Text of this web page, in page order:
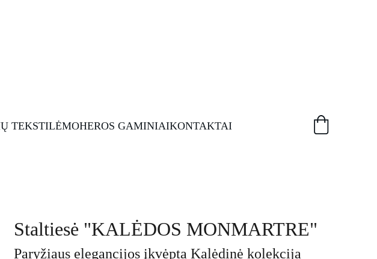
TEKSTILĖMOHEROS GAMINIAIKONTAKTAI
Staltiesė "KALĖDOS MONMARTRE"
Paryžiaus elegancijos įkvėpta Kalėdinė kolekcija